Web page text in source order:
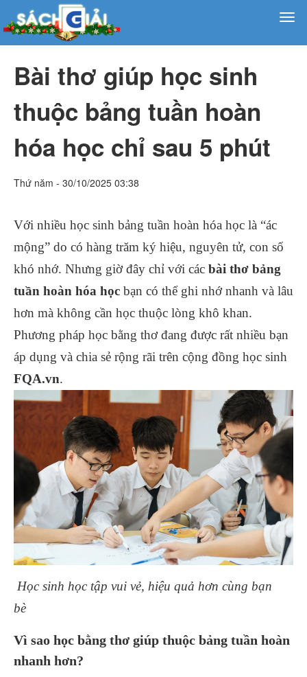
Bài thơ giúp học sinh
thuộc bảng tuần hoàn
hóa học chỉ sau 5 phút
Thứ năm - 30/10/2025 03:38
Với nhiều học sinh bảng tuần hoàn hóa học là “ác
mộng” do có hàng trăm ký hiệu, nguyên tử, con số
khó nhớ. Nhưng giờ đây chỉ với các bài thơ bảng
tuần hoàn hóa học bạn có thể ghi nhớ nhanh và lâu
hơn mà không cần học thuộc lòng khô khan.
Phương pháp học bằng thơ đang được rất nhiều bạn
áp dụng và chia sẻ rộng rãi trên cộng đồng học sinh
FQA.vn.
Học sinh học tập vui vẻ, hiệu quả hơn cùng bạn
bè
Vì sao học bằng thơ giúp thuộc bảng tuần hoàn
nhanh hơn?